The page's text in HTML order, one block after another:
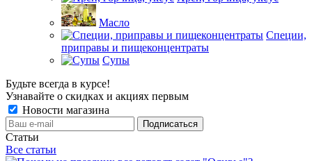
Масло
Специи,
приправы и пищеконцентраты
Супы
Будьте всегда в курсе!
Узнавайте о скидках и акциях первым
Новости магазина
Статьи
Все статьи